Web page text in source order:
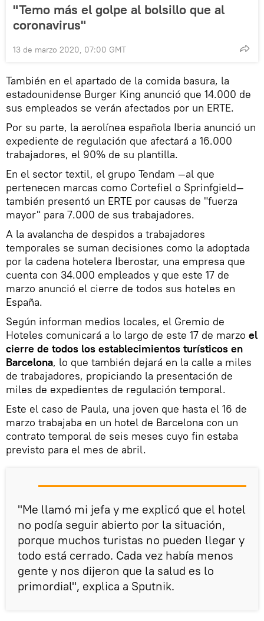
"Temo más el golpe al bolsillo que al
coronavirus"
13 de marzo 2020, 07:00 GMT
También en el apartado de la comida basura, la
estadounidense Burger King anunció que 14.000 de
sus empleados se verán afectados por un ERTE.
Por su parte, la aerolínea española Iberia anunció un
expediente de regulación que afectará a 16.000
trabajadores, el 90% de su plantilla.
En el sector textil, el grupo Tendam —al que
pertenecen marcas como Cortefiel o Sprinfgield—
también presentó un ERTE por causas de "fuerza
mayor" para 7.000 de sus trabajadores.
A la avalancha de despidos a trabajadores
temporales se suman decisiones como la adoptada
por la cadena hotelera Iberostar, una empresa que
cuenta con 34.000 empleados y que este 17 de
marzo anunció el cierre de todos sus hoteles en
España.
Según informan medios locales, el Gremio de
Hoteles comunicará a lo largo de este 17 de marzo el
cierre de todos los establecimientos turísticos en
Barcelona, lo que también dejará en la calle a miles
de trabajadores, propiciando la presentación de
miles de expedientes de regulación temporal.
Este el caso de Paula, una joven que hasta el 16 de
marzo trabajaba en un hotel de Barcelona con un
contrato temporal de seis meses cuyo fin estaba
previsto para el mes de abril.
"Me llamó mi jefa y me explicó que el hotel
no podía seguir abierto por la situación,
porque muchos turistas no pueden llegar y
todo está cerrado. Cada vez había menos
gente y nos dijeron que la salud es lo
primordial", explica a Sputnik.